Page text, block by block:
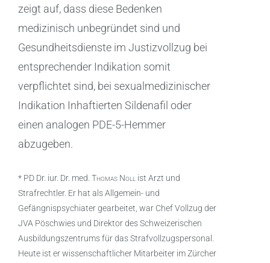
zeigt auf, dass diese Bedenken
medizinisch unbegründet sind und
Gesundheitsdienste im Justizvollzug bei
entsprechender Indikation somit
verpflichtet sind, bei sexualmedizinischer
Indikation Inhaftierten Sildenafil oder
einen analogen PDE-5-Hemmer
abzugeben.
* PD Dr. iur. Dr. med. Thomas Noll ist Arzt und
Strafrechtler. Er hat als Allgemein- und
Gefängnispsychiater gearbeitet, war Chef Vollzug der
JVA Pöschwies und Direktor des Schweizerischen
Ausbildungszentrums für das Strafvollzugspersonal.
Heute ist er wissenschaftlicher Mitarbeiter im Zürcher